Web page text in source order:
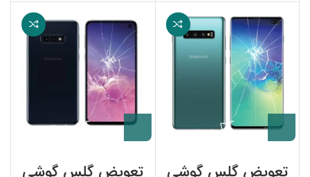
تعویض گلس گوشی
تعویض گلس گوشی